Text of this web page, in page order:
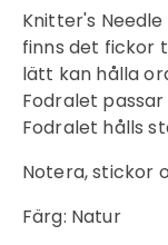
Knitter's
finns det fickor
lätt kan hålla
Fodralet
Fodralet hålls
Notera, stickor
Färg: Natur
Logga in på
produkter i
tidigare